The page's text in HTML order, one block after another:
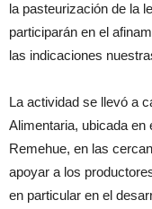
la pasteurización de la
participarán en el
las indicaciones
La actividad se llevó a
Alimentaria, ubicada en
Remehue, en las
apoyar a los
en particular en el